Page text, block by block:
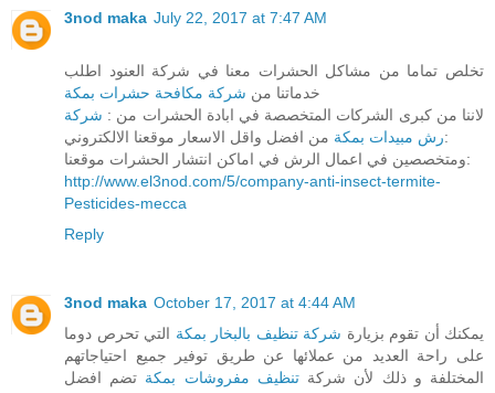
3nod maka July 22, 2017 at 7:47 AM
تخلص تماما من مشاكل الحشرات معنا في شركة العنود اطلب
خدماتنا من شركة مكافحة حشرات بمكة
لاننا من كبرى الشركات المتخصصة في ابادة الحشرات من : شركة
رش مبيدات بمكةمن افضل واقل الاسعار موقعنا الالكتروني:
ومتخصصين في اعمال الرش في اماكن انتشار الحشرات موقعنا:
http://www.el3nod.com/5/company-anti-insect-termite-
Pesticides-mecca
Reply
3nod maka October 17, 2017 at 4:44 AM
يمكنك أن تقوم بزيارة شركة تنظيف بالبخار بمكة التي تحرص دوما
على راحة العديد من عملائها عن طريق توفير جميع احتياجاتهم
المختلفة و ذلك لأن شركةتنظيف مفروشات بمكة تضم افضل